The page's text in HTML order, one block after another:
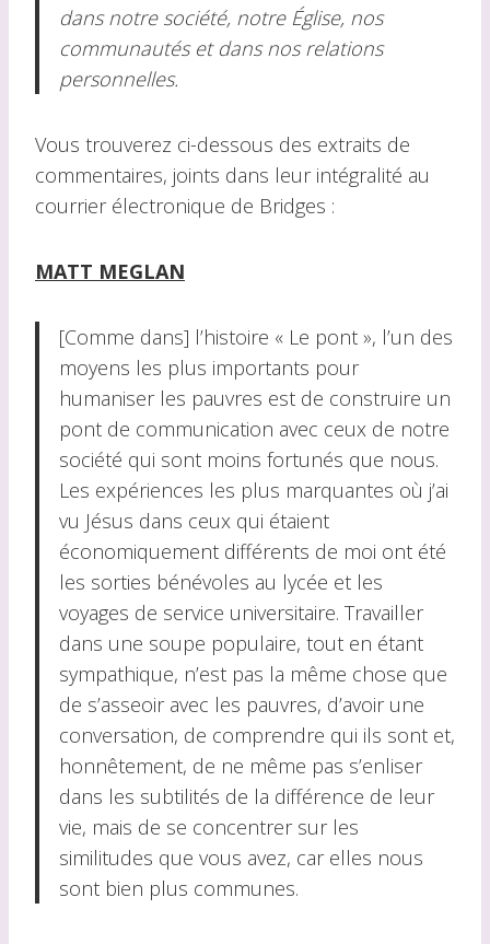
dans notre société, notre Église, nos
communautés et dans nos relations
personnelles.
Vous trouverez ci-dessous des extraits de
commentaires, joints dans leur intégralité au
courrier électronique de Bridges :
MATT MEGLAN
[Comme dans] l’histoire « Le pont », l’un des
moyens les plus importants pour
humaniser les pauvres est de construire un
pont de communication avec ceux de notre
société qui sont moins fortunés que nous.
Les expériences les plus marquantes où j’ai
vu Jésus dans ceux qui étaient
économiquement différents de moi ont été
les sorties bénévoles au lycée et les
voyages de service universitaire. Travailler
dans une soupe populaire, tout en étant
sympathique, n’est pas la même chose que
de s’asseoir avec les pauvres, d’avoir une
conversation, de comprendre qui ils sont et,
honnêtement, de ne même pas s’enliser
dans les subtilités de la différence de leur
vie, mais de se concentrer sur les
similitudes que vous avez, car elles nous
sont bien plus communes.